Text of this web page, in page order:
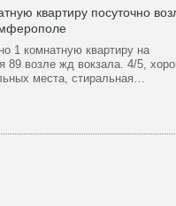
квартиру посуточно
1 комнатную квартиру на
89 возле жд вокзала. 4/5,
места, стиральная…